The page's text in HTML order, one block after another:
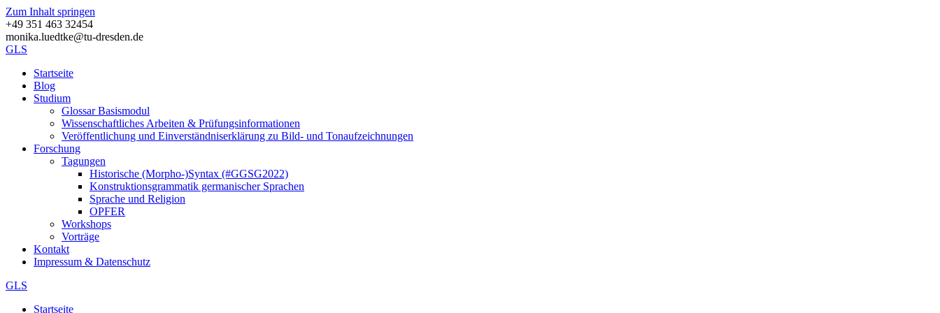
Zum Inhalt springen
+49 351 463 32454
monika.luedtke@tu-dresden.de
GLS
Startseite
Blog
Studium
Glossar Basismodul
Wissenschaftliches Arbeiten & Prüfungsinformationen
Veröffentlichung und Einverständniserklärung zu Bild- und Tonaufzeichnungen
Forschung
Tagungen
Historische (Morpho-)Syntax (#GGSG2022)
Konstruktions­grammatik germani­scher Sprachen
Sprache und Religion
OPFER
Workshops
Vorträge
Kontakt
Impressum & Datenschutz
GLS
Startseite